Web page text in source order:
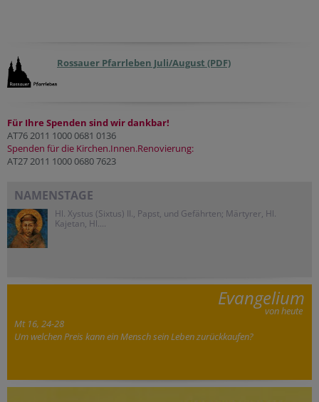
Rossauer Pfarrleben Juli/August (PDF)
Für Ihre Spenden sind wir dankbar!
AT76 2011 1000 0681 0136
Spenden für die Kirchen.Innen.Renovierung:
AT27 2011 1000 0680 7623
NAMENSTAGE
Hl. Xystus (Sixtus) II., Papst, und Gefährten; Märtyrer, Hl.
Kajetan, Hl....
Evangelium
von heute
Mt 16, 24-28
Um welchen Preis kann ein Mensch sein Leben zurückkaufen?